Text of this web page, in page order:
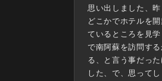
思い出しました、
どこかでホテルを
ているところを見
で南阿蘇を訪問す
る、と言う事だっ
した、で、思って